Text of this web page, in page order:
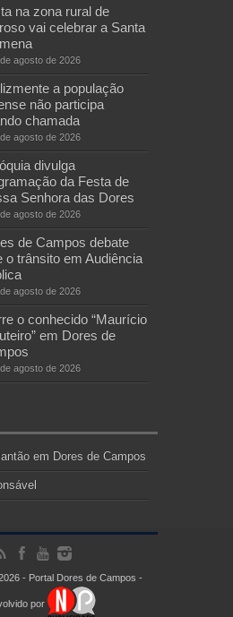
na zona rural de
vai celebrar a Santa
agosto de 2026
a população
não participa
chamada
agosto de 2026
divulga
da Festa de
Senhora das Dores
agosto de 2026
de Campos debate
o trânsito em Audiência
agosto de 2026
o conhecido “Maurício
em Dores de
agosto de 2026
em Dores de Campos
- Portal Dores de Campos -
por